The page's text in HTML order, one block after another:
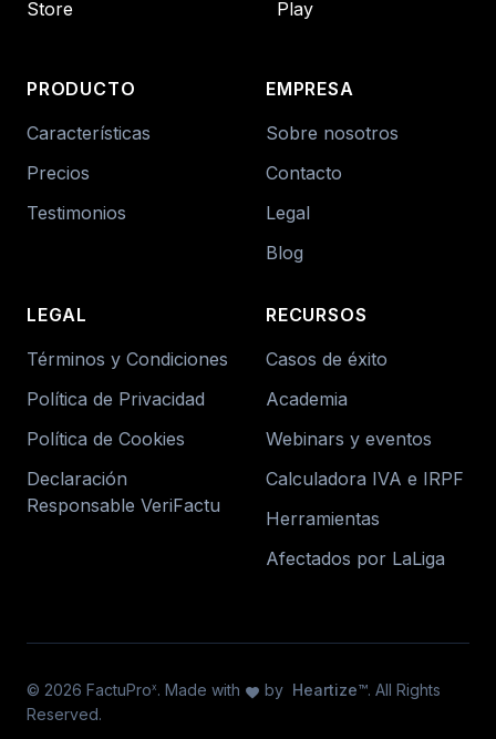
PRODUCTO
Características
Precios
Testimonios
EMPRESA
Sobre nosotros
Contacto
Legal
Blog
LEGAL
Términos y Condiciones
Política de Privacidad
Política de Cookies
Declaración
Responsable VeriFactu
RECURSOS
Casos de éxito
Academia
Webinars y eventos
Calculadora IVA e IRPF
Herramientas
Afectados por LaLiga
© 2026 FactuProx . Made with favorite by Heartize™. All Rights
Reserved.